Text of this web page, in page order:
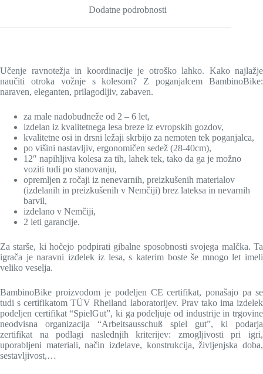
Dodatne podrobnosti
Učenje ravnotežja in koordinacije je otroško lahko. Kako najlažje
naučiti otroka vožnje s kolesom? Z poganjalcem BambinoBike:
naraven, eleganten, prilagodljiv, zabaven.
za male nadobudneže od 2 – 6 let,
izdelan iz kvalitetnega lesa breze iz evropskih gozdov,
kvalitetne osi in drsni ležaji skrbijo za nemoten tek poganjalca,
po višini nastavljiv, ergonomičen sedež (28-40cm),
12″ napihljiva kolesa za tih, lahek tek, tako da ga je možno
voziti tudi po stanovanju,
opremljen z ročaji iz nenevarnih, preizkušenih materialov
(izdelanih in preizkušenih v Nemčiji) brez lateksa in nevarnih
barvil,
izdelano v Nemčiji,
2 leti garancije.
Za starše, ki hočejo podpirati gibalne sposobnosti svojega malčka. Ta
igrača je naravni izdelek iz lesa, s katerim boste še mnogo let imeli
veliko veselja.
BambinoBike proizvodom je podeljen CE certifikat, ponašajo pa se
tudi s certifikatom TÜV Rheiland laboratorijev. Prav tako ima izdelek
podeljen certifikat “SpielGut”, ki ga podeljuje od industrije in trgovine
neodvisna organizacija “Arbeitsausschuß spiel gut”, ki podarja
zertifikat na podlagi naslednjih kriterijev: zmogljivosti pri igri,
uporabljeni materiali, način izdelave, konstrukcija, življenjska doba,
sestavljivost,…